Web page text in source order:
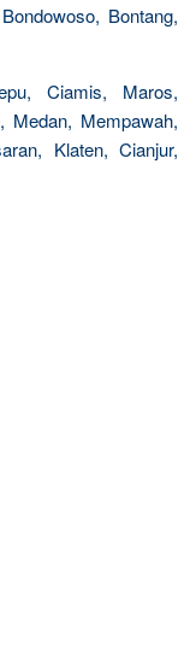
Bontang,
Ciamis, Maros,
Medan, Mempawah,
Klaten, Cianjur,